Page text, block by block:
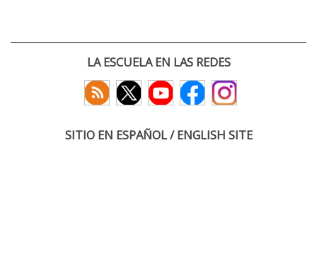
LA ESCUELA EN LAS REDES
SITIO EN ESPAÑOL / ENGLISH SITE